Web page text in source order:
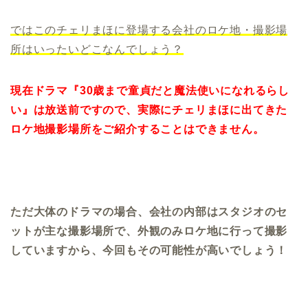
ではこのチェリまほに登場する会社のロケ地・撮影場
所はいったいどこなんでしょう？
現在ドラマ『30歳まで童貞だと魔法使いになれるらし
い』は放送前ですので、実際にチェリまほに出てきた
ロケ地撮影場所をご紹介することはできません。
ただ大体のドラマの場合、会社の内部はスタジオのセ
ットが主な撮影場所で、外観のみロケ地に行って撮影
していますから、今回もその可能性が高いでしょう！